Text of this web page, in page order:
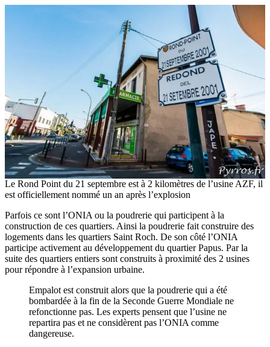
Le Rond Point du 21 septembre est à 2 kilomètres de l’usine AZF, il
est officiellement nommé un an après l’explosion
Parfois ce sont l’ONIA ou la poudrerie qui participent à la
construction de ces quartiers. Ainsi la poudrerie fait construire des
logements dans les quartiers Saint Roch. De son côté l’ONIA
participe activement au développement du quartier Papus. Par la
suite des quartiers entiers sont construits à proximité des 2 usines
pour répondre à l’expansion urbaine.
Empalot est construit alors que la poudrerie qui a été
bombardée à la fin de la Seconde Guerre Mondiale ne
refonctionne pas. Les experts pensent que l’usine ne
repartira pas et ne considèrent pas l’ONIA comme
dangereuse.